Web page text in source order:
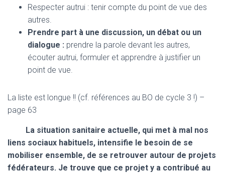
Respecter autrui : tenir compte du point de vue des
autres.
Prendre part à une discussion, un débat ou un
dialogue : prendre la parole devant les autres,
écouter autrui, formuler et apprendre à justifier un
point de vue.
La liste est longue !! (cf. références au BO de cycle 3 !) –
page 63
La situation sanitaire actuelle, qui met à mal nos
liens sociaux habituels, intensifie le besoin de se
mobiliser ensemble, de se retrouver autour de projets
fédérateurs. Je trouve que ce projet y a contribué au